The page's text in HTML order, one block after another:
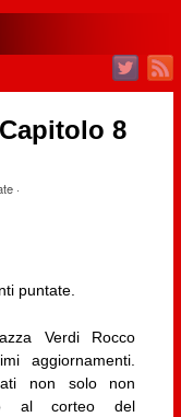
8
·
puntate.
Verdi Rocco
aggiornamenti.
non solo non
al corteo del